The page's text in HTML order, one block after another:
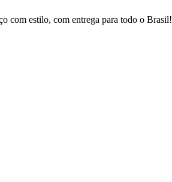
com estilo, com entrega para todo o Brasil!